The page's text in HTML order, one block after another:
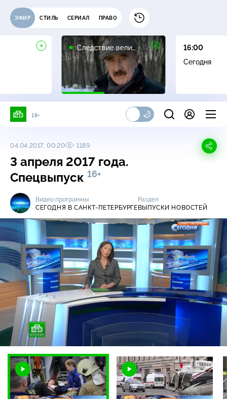
ЭФИР СТИЛЬ СЕРИАЛ ПРАВО
Следствие вели…
16+
16:00
Сегодня
18+
04.04.2017, 00:20 1189
3 апреля 2017 года.
Спецвыпуск 16+
Видео программы
СЕГОДНЯ В САНКТ-ПЕТЕРБУРГЕ
Раздел
ВЫПУСКИ НОВОСТЕЙ
Загрузка :
3.60%